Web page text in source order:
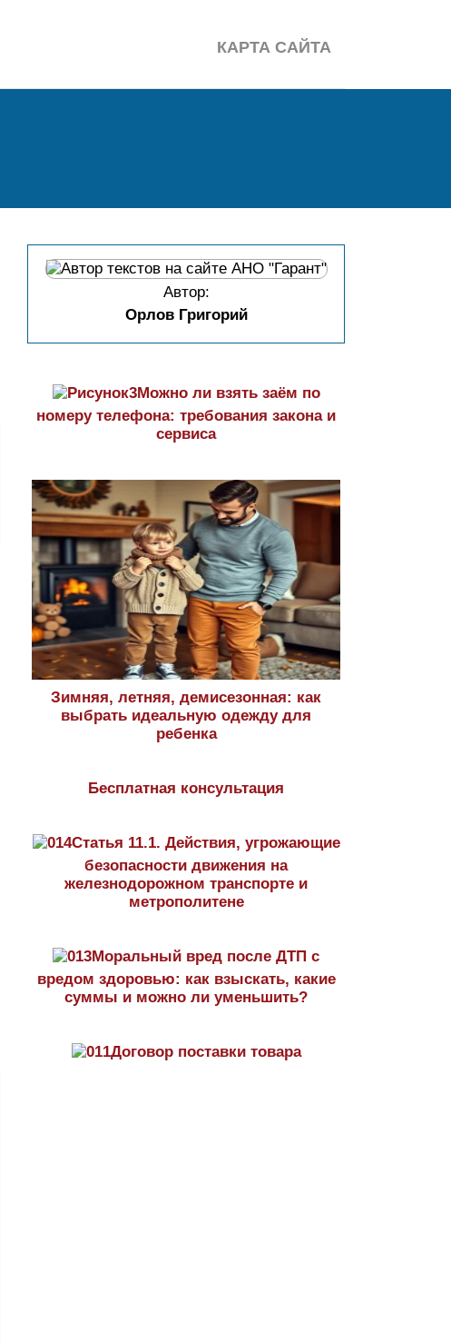
КАРТА САЙТА
Автор:
Орлов Григорий
Можно ли взять заём по
номеру телефона: требования закона и
сервиса
Зимняя, летняя, демисезонная: как
выбрать идеальную одежду для
ребенка
Бесплатная консультация
Статья 11.1. Действия, угрожающие
безопасности движения на
железнодорожном транспорте и
метрополитене
Моральный вред после ДТП с
вредом здоровью: как взыскать, какие
суммы и можно ли уменьшить?
Договор поставки товара